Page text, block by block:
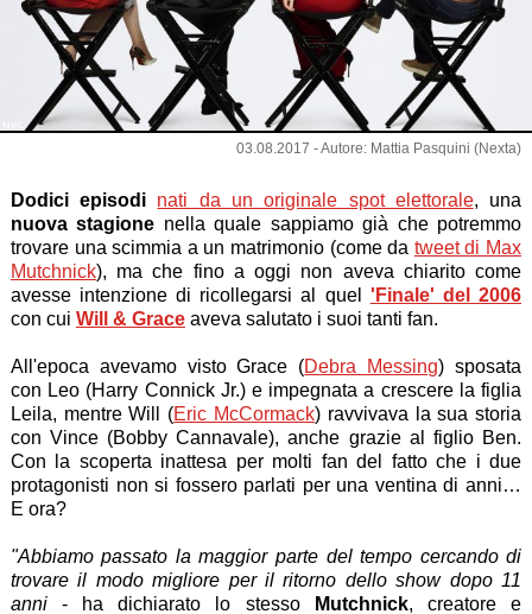
03.08.2017 - Autore: Mattia Pasquini (Nexta)
Dodici episodi nati da un originale spot elettorale, una
nuova stagione nella quale sappiamo già che potremmo
trovare una scimmia a un matrimonio (come da tweet di Max
Mutchnick), ma che fino a oggi non aveva chiarito come
avesse intenzione di ricollegarsi al quel 'Finale' del 2006
con cui Will & Graceaveva salutato i suoi tanti fan.
All'epoca avevamo visto Grace (Debra Messing) sposata
con Leo (Harry Connick Jr.) e impegnata a crescere la figlia
Leila, mentre Will (Eric McCormack) ravvivava la sua storia
con Vince (Bobby Cannavale), anche grazie al figlio Ben.
Con la scoperta inattesa per molti fan del fatto che i due
protagonisti non si fossero parlati per una ventina di anni…
E ora?
"Abbiamo passato la maggior parte del tempo cercando di
trovare il modo migliore per il ritorno dello show dopo 11
anni- ha dichiarato lo stesso Mutchnick, creatore e